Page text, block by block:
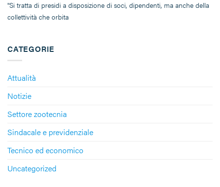
CATEGORIE
Attualità
Notizie
Settore zootecnia
Sindacale e previdenziale
Tecnico ed economico
Uncategorized
"Si tratta di presidi a disposizione di soci, dipendenti, ma anche della
collettività che orbita